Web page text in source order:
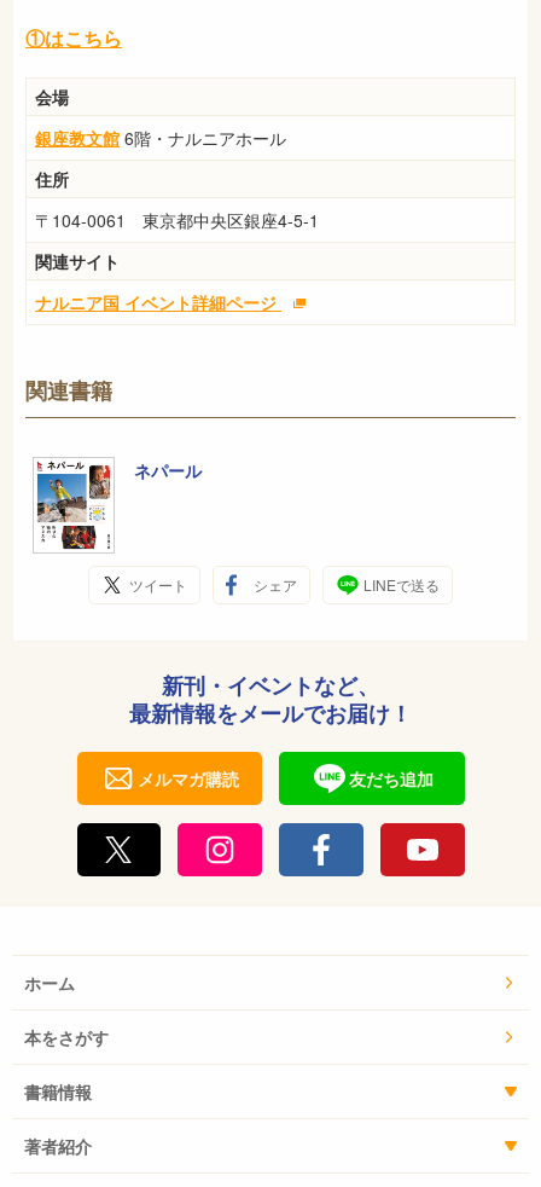
①はこちら
会場
銀座教文館 6階・ナルニアホール
住所
〒104-0061 東京都中央区銀座4-5-1
関連サイト
ナルニア国 イベント詳細ページ
関連書籍
ネパール
ツイート シェア LINEで送る
新刊・イベントなど、
最新情報をメールでお届け！
メルマガ購読 友だち追加
ホーム
本をさがす
書籍情報
著者紹介